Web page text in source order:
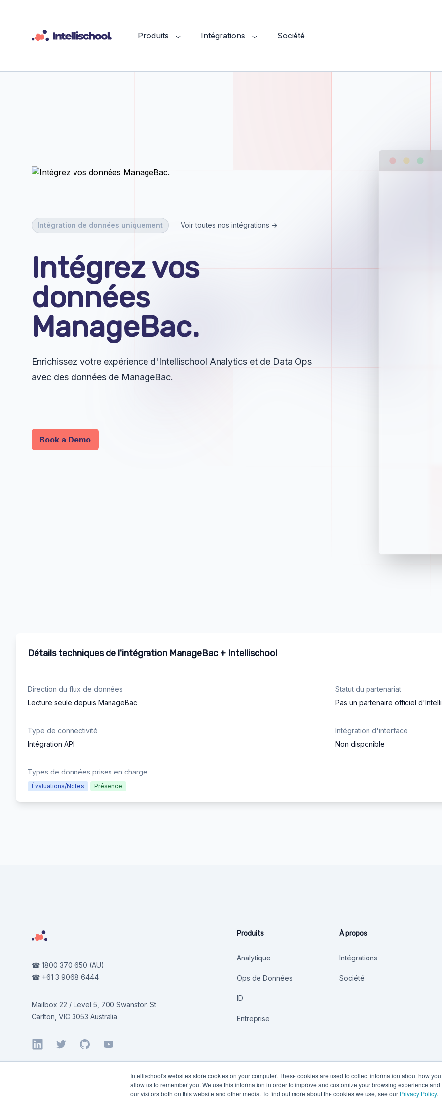
Intellischool's websites store cookies on your computer. These cookies are used to collect information about how
allow us to remember you. We use this information in order to improve and customize your browsing experience
our visitors both on this website and other media. To find out more about the cookies we use, see our Privacy Policy.
Produits Intégrations Société
Intégration de données uniquement Voir toutes nos intégrations →
Intégrez vos
données
ManageBac.
Enrichissez votre expérience d'Intellischool Analytics et de Data Ops
avec des données de ManageBac.
Book a Demo
Détails techniques de l'intégration ManageBac + Intellischool
Direction du flux de données
Lecture seule depuis ManageBac
Statut du partenariat
Pas un partenaire officiel
Type de connectivité
Intégration API
Intégration d'interface
Non disponible
Types de données prises en charge
Évaluations/Notes Présence
☎ 1800 370 650 (AU)
☎ +61 3 9068 6444
Mailbox 22 / Level 5, 700 Swanston St
Carlton, VIC 3053 Australia
LinkedInTwitterGitHubYouTube
Produits
Analytique
Ops de Données
ID
Entreprise
À propos
Intégrations
Société